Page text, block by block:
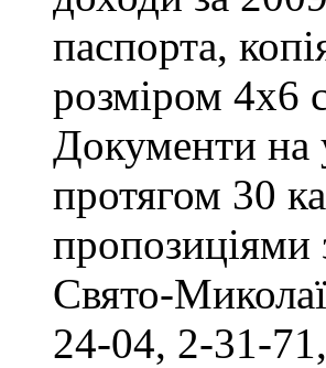
паспорта,
розміром 4х6
Документи на
протягом 30
пропозиціями
Свято-
24-04, 2-31-